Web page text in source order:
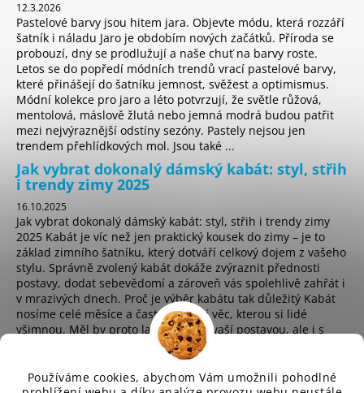
Používáme cookies, abychom Vám umožnili pohodlné
12.3.2026
Pastelové barvy jsou hitem jara. Objevte módu, která rozzáří
šatník i náladu Jaro je obdobím nových začátků. Příroda se
probouzí, dny se prodlužují a naše chuť na barvy roste.
Letos se do popředí módních trendů vrací pastelové barvy,
které přinášejí do šatníku jemnost, svěžest a optimismus.
Módní kolekce pro jaro a léto potvrzují, že světle růžová,
mentolová, máslově žlutá nebo jemná modrá budou patřit
mezi nejvýraznější odstíny sezóny. Pastely nejsou jen
trendem přehlídkových mol. Jsou také ...
Jak vybrat dokonalý dámský kabát: styl, střih
i trendy zimy 2025
16.10.2025
Jak vybrat dokonalý dámský kabát: styl, střih i trendy zimy
2025 Kabát je víc než jen praktický kousek do zimy – je to
základ zimního šatníku, který dotváří celkový dojem z vašeho
stylu. Správně zvolený kabát dokáže zvýraznit přednosti
postavy, dodat sebevědomí a zároveň vás spolehlivě zahřát i
v mrazivých dnech. Proč je výběr kabátu tak důležitý Kabát
nosíme celé měsíce a často je první věc, kterou si lidé
všimnou. Měl by proto ladit nejen s vaší postavou, ale i s
osobním stylem a životním t...